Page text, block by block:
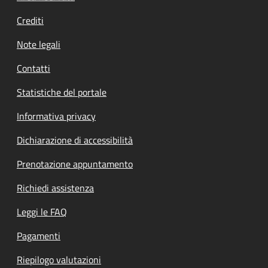
Crediti
Note legali
Contatti
Statistiche del portale
Informativa privacy
Dichiarazione di accessibilità
Prenotazione appuntamento
Richiedi assistenza
Leggi le FAQ
Pagamenti
Riepilogo valutazioni